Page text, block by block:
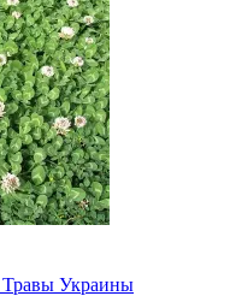
Украины